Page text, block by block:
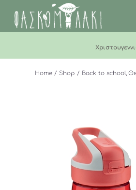
περιεχόμενο
Home Shop Back to school